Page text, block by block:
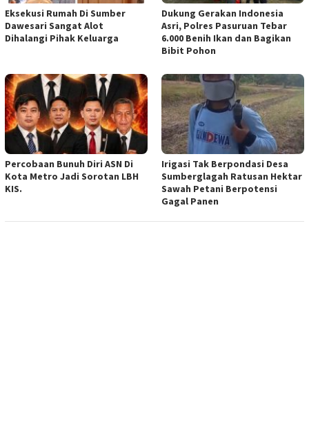
Eksekusi Rumah Di Sumber
Dawesari Sangat Alot
Dihalangi Pihak Keluarga
Dukung Gerakan Indonesia
Asri, Polres Pasuruan Tebar
6.000 Benih Ikan dan Bagikan
Bibit Pohon
Percobaan Bunuh Diri ASN Di
Kota Metro Jadi Sorotan LBH
KIS.
Irigasi Tak Berpondasi Desa
Sumberglagah Ratusan Hektar
Sawah Petani Berpotensi
Gagal Panen